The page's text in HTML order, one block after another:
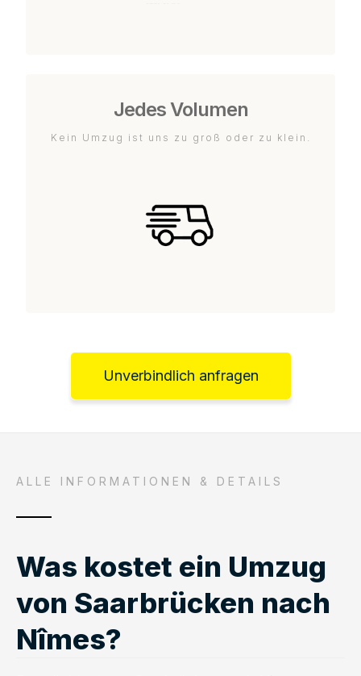
Jedes Volumen
Kein Umzug ist uns zu groß oder zu klein.
Unverbindlich anfragen
ALLE INFORMATIONEN & DETAILS
Was kostet ein Umzug
von Saarbrücken nach
Nîmes?